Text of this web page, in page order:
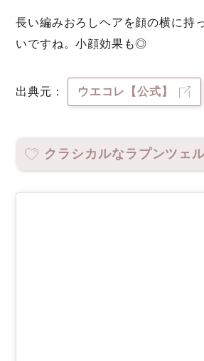
長い編みおろしヘアを顔の横に持
いですね。小顔効果も◎
出典元： ウエコレ【公式】
クラシカルなラプンツェ